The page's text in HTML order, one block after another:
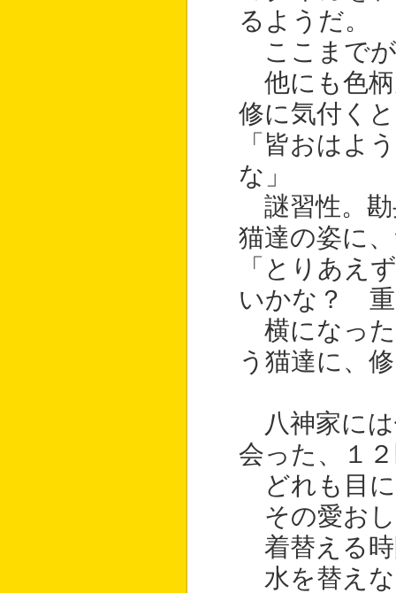
るようだ。
ここまでが
他にも色柄
修に気付く
「皆おはよ
な」
謎習性。勘
猫達の姿に
「とりあえ
いかな？ 重
横になった
う猫達に、
八神家には
会った、１
どれも目に
その愛おし
着替える時
水を替えな